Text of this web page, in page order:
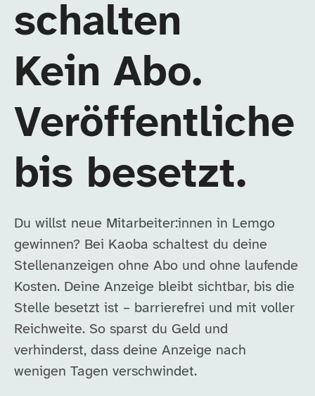
schalten
Kein Abo.
Veröffentliche
bis besetzt.
Du willst neue Mitarbeiter:innen in Lemgo
gewinnen? Bei Kaoba schaltest du deine
Stellenanzeigen ohne Abo und ohne laufende
Kosten. Deine Anzeige bleibt sichtbar, bis die
Stelle besetzt ist – barrierefrei und mit voller
Reichweite. So sparst du Geld und
verhinderst, dass deine Anzeige nach
wenigen Tagen verschwindet.